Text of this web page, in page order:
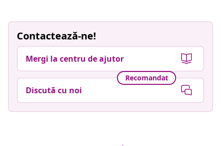
Contactează-ne!
Mergi la centru de ajutor
Discută cu noi